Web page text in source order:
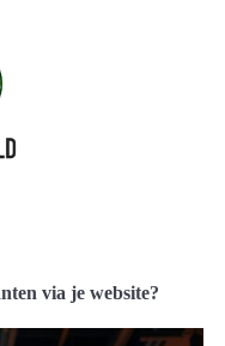
via je website?